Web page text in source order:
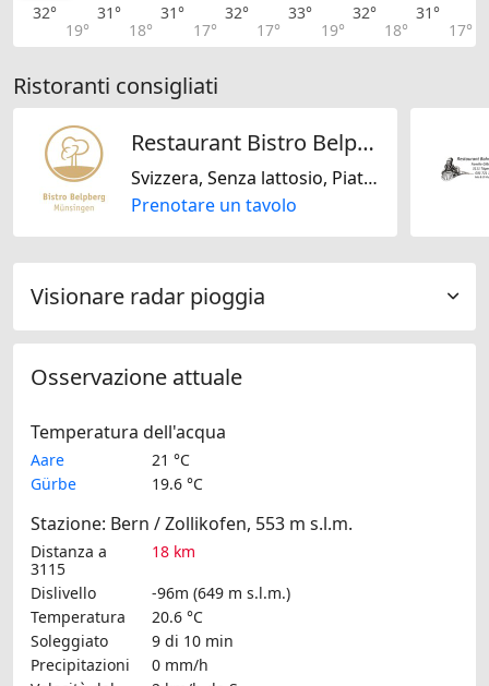
32°
19°
31°
18°
31°
17°
32°
17°
33°
19°
32°
18°
31°
17°
Ristoranti consigliati
Restaurant Bistro Belpberg
Svizzera, Senza lattosio, Piatti biologici
Prenotare un tavolo
Visionare radar pioggia
Osservazione attuale
Temperatura dell'acqua
Aare
21 °C
Gürbe
19.6 °C
Stazione: Bern / Zollikofen, 553 m s.l.m.
Distanza a
3115
18 km
Dislivello
-96m (649 m s.l.m.)
Temperatura
20.6 °C
Soleggiato
9 di 10 min
Precipitazioni
0 mm/h